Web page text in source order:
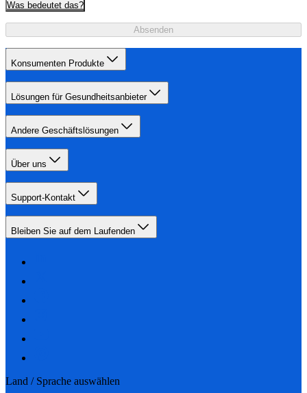
Was bedeutet das?
Absenden
Konsumenten Produkte
Lösungen für Gesundheitsanbieter
Andere Geschäftslösungen
Über uns
Support-Kontakt
Bleiben Sie auf dem Laufenden
Land / Sprache auswählen